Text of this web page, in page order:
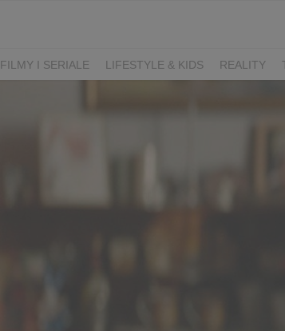
FILMY I SERIALE LIFESTYLE & KIDS REALITY